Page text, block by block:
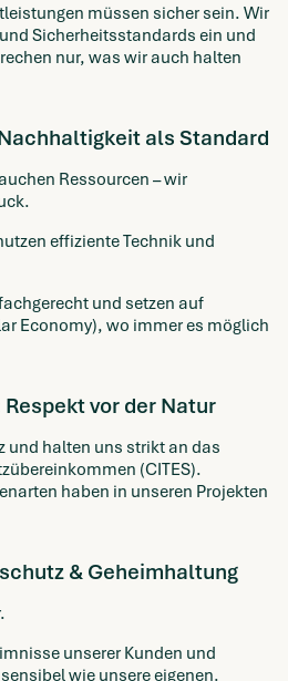
müssen sicher sein. Wir
Sicherheitsstandards ein und
nur, was wir auch halten
als Standard
Ressourcen – wir
effiziente Technik und
und setzen auf
Economy), wo immer es möglich
vor der Natur
und halten uns strikt an das
(CITES).
haben in unseren Projekten
& Geheimhaltung
unserer Kunden und
wie unsere eigenen.